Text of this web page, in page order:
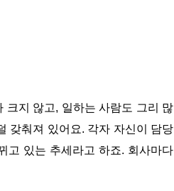
크지 않고, 일하는 사람도 그리 많
갖춰져 있어요. 각자 자신이 담당
고 있는 추세라고 하죠. 회사마다